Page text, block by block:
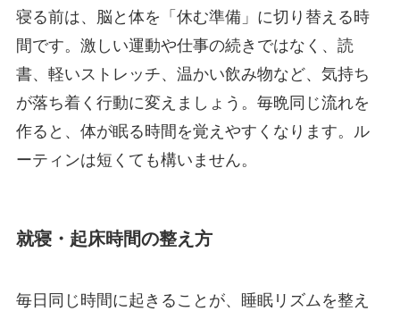
寝る前は、脳と体を「休む準備」に切り替える時
間です。激しい運動や仕事の続きではなく、読
書、軽いストレッチ、温かい飲み物など、気持ち
が落ち着く行動に変えましょう。毎晩同じ流れを
作ると、体が眠る時間を覚えやすくなります。ル
ーティンは短くても構いません。
就寝・起床時間の整え方
毎日同じ時間に起きることが、睡眠リズムを整え